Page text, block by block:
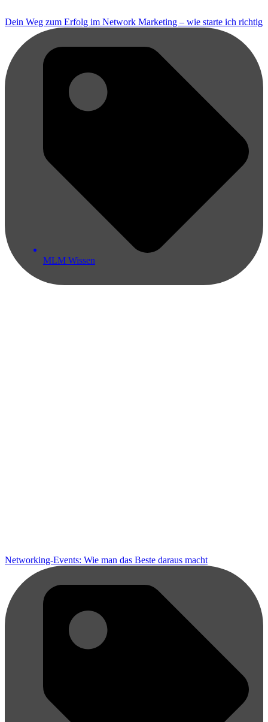
Dein Weg zum Erfolg im Network Marketing – wie starte ich richtig
MLM Wissen
Networking-Events: Wie man das Beste daraus macht